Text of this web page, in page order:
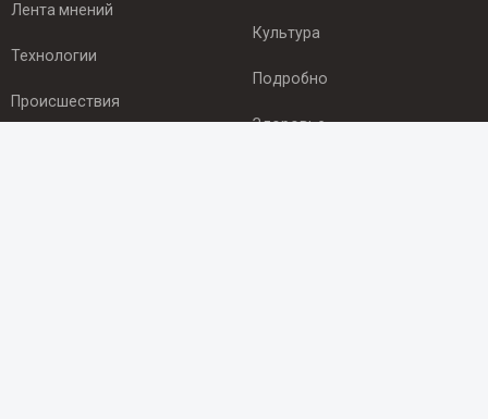
Лента мнений
Технологии
Происшествия
Культура
Подробно
Здоровье